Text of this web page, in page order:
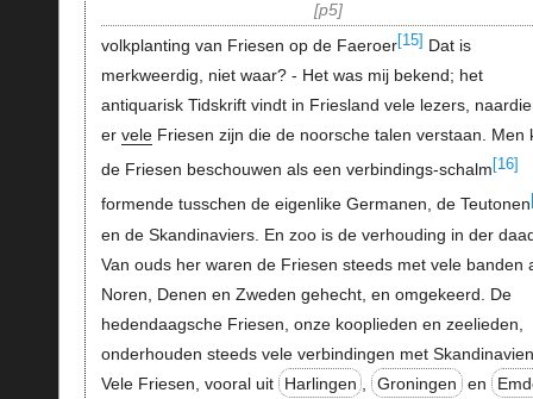
p5
volkplanting van Friesen op de Faeroer[15] Dat is
merkweerdig, niet waar? - Het was mij bekend; het
antiquarisk Tidskrift vindt in Friesland vele lezers,
er veleFriesen zijn die de noorsche talen verstaan. Men
de Friesen beschouwen als een verbindings-schalm [16]
formende tusschen de eigenlike Germanen, de Teutonen
en de Skandinaviers. En zoo is de verhouding in der
Van ouds her waren de Friesen steeds met vele banden
Noren, Denen en Zweden gehecht, en omgekeerd. De
hedendaagsche Friesen, onze kooplieden en zeelieden,
onderhouden steeds vele verbindingen met
Vele Friesen, vooral uit
Harlingen , Groningen en